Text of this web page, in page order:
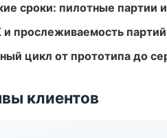
сроки: пилотные партии
прослеживаемость
цикл от прототипа до
клиентов